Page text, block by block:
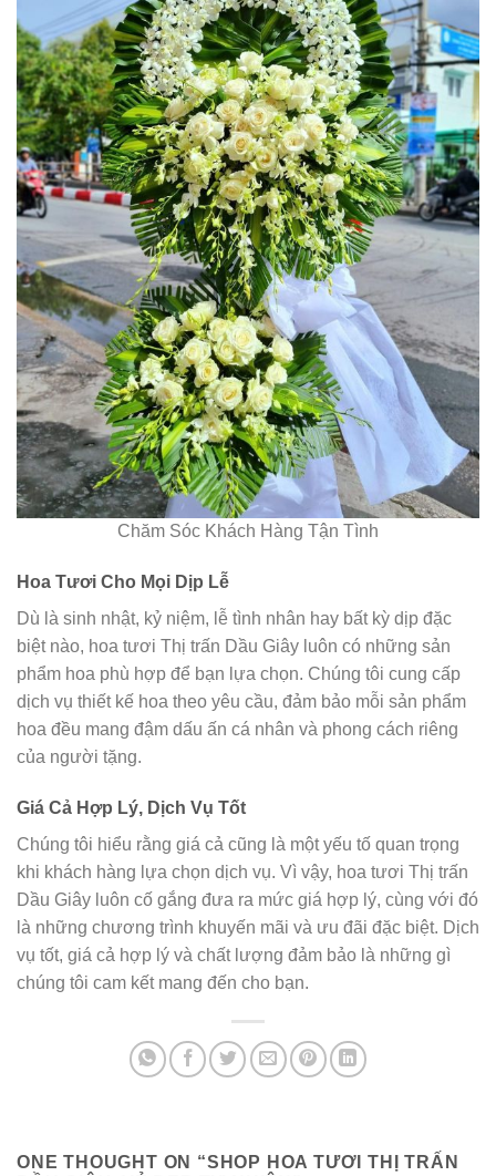
Chăm Sóc Khách Hàng Tận Tình
Hoa Tươi Cho Mọi Dịp Lễ
Dù là sinh nhật, kỷ niệm, lễ tình nhân hay bất kỳ dịp đặc
biệt nào, hoa tươi Thị trấn Dầu Giây luôn có những sản
phẩm hoa phù hợp để bạn lựa chọn. Chúng tôi cung cấp
dịch vụ thiết kế hoa theo yêu cầu, đảm bảo mỗi sản phẩm
hoa đều mang đậm dấu ấn cá nhân và phong cách riêng
của người tặng.
Giá Cả Hợp Lý, Dịch Vụ Tốt
Chúng tôi hiểu rằng giá cả cũng là một yếu tố quan trọng
khi khách hàng lựa chọn dịch vụ. Vì vậy, hoa tươi Thị trấn
Dầu Giây luôn cố gắng đưa ra mức giá hợp lý, cùng với đó
là những chương trình khuyến mãi và ưu đãi đặc biệt. Dịch
vụ tốt, giá cả hợp lý và chất lượng đảm bảo là những gì
chúng tôi cam kết mang đến cho bạn.
ONE THOUGHT ON “SHOP HOA TƯƠI THỊ TRẤN